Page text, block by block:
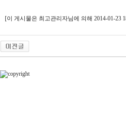
[이 게시물은 최고관리자님에 의해 2014-01-23